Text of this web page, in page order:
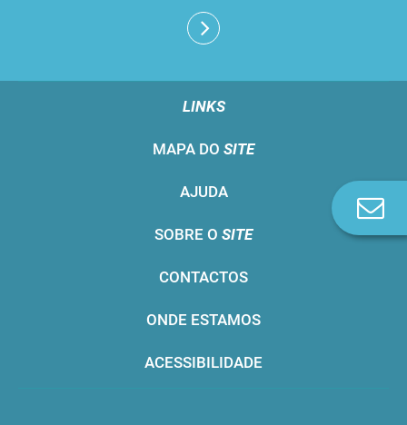
LINKS
MAPA DO SITE
AJUDA
SOBRE O SITE
CONTACTOS
ONDE ESTAMOS
ACESSIBILIDADE